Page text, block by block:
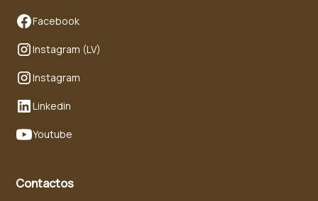
Facebook
Instagram (LV)
Instagram
Linkedin
Youtube
Contactos